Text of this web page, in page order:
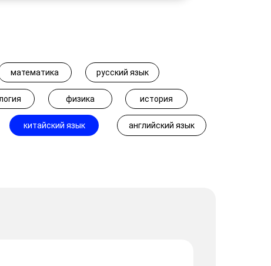
математика русский язык
физика история
китайский язык английский язык